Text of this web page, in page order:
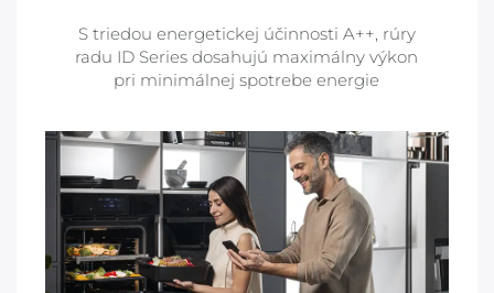
S triedou energetickej účinnosti A++, rúry
radu ID Series dosahujú maximálny výkon
pri minimálnej spotrebe energie